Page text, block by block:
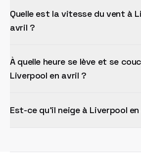
Quelle est la vitesse du vent à
avril ?
À quelle heure se lève et se
Liverpool en avril ?
Est-ce qu'il neige à Liverpool